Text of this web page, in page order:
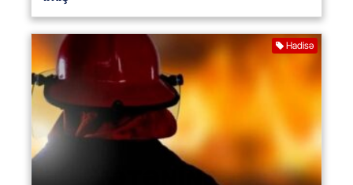
Hadisə